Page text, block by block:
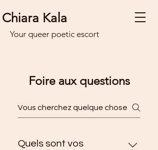
Chiara Kala
Your queer poetic escort
Foire aux questions
Quels sont vos